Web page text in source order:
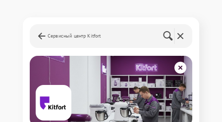
Сервисный центр Kitfort